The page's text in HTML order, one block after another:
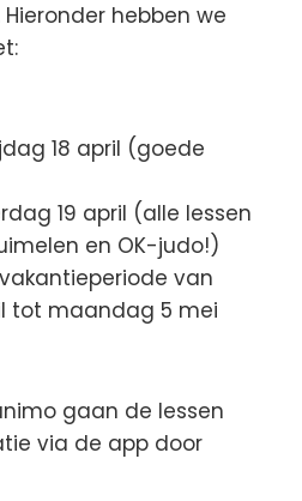
hebben we
18 april (goede
19 april (alle lessen
en OK-judo!)
van
tot maandag 5 mei
gaan de lessen
via de app door